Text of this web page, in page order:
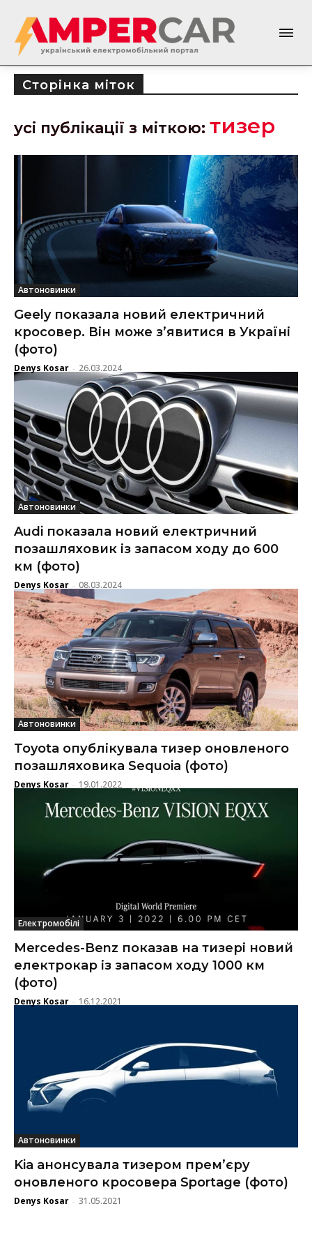
Сторінка міток
усі публікації з міткою: тизер
Автоновинки
Geely показала новий електричний
кросовер. Він може з’явитися в Україні
(фото)
Denys Kosar - 26.03.2024
Автоновинки
Audi показала новий електричний
позашляховик із запасом ходу до 600
км (фото)
Denys Kosar - 08.03.2024
Автоновинки
Toyota опублікувала тизер оновленого
позашляховика Sequoia (фото)
Denys Kosar - 19.01.2022
Електромобілі
Mercedes-Benz показав на тизері новий
електрокар із запасом ходу 1000 км
(фото)
Denys Kosar - 16.12.2021
Автоновинки
Kia анонсувала тизером прем’єру
оновленого кросовера Sportage (фото)
Denys Kosar - 31.05.2021